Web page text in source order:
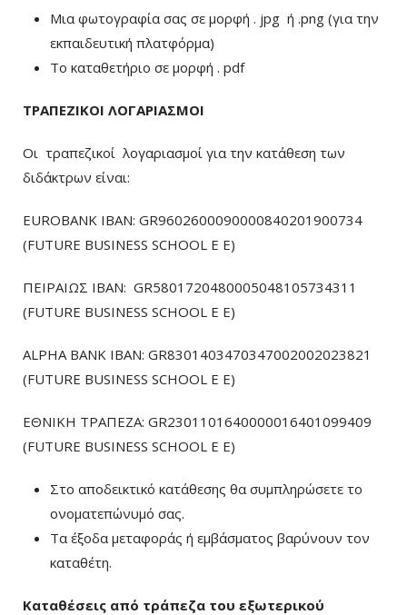
Μια φωτογραφία σας σε μορφή . jpg ή .png (για την
εκπαιδευτική πλατφόρμα)
To καταθετήριο σε μορφή . pdf
ΤΡΑΠΕΖΙΚΟΙ ΛΟΓΑΡΙΑΣΜΟΙ
Οι τραπεζικοί λογαριασμοί για την κατάθεση των
διδάκτρων είναι:
EUROBANK IBAN: GR9602600090000840201900734
(FUTURE BUSINESS SCHOOL E E)
ΠΕΙΡΑΙΩΣ ΙΒΑΝ: GR5801720480005048105734311
(FUTURE BUSINESS SCHOOL E E)
ALPHA BANK IBAN: GR8301403470347002002023821
(FUTURE BUSINESS SCHOOL E E)
ΕΘΝΙΚΗ ΤΡΑΠΕΖΑ: GR2301101640000016401099409
(FUTURE BUSINESS SCHOOL E E)
Στο αποδεικτικό κατάθεσης θα συμπληρώσετε το
ονοματεπώνυμό σας.
Τα έξοδα μεταφοράς ή εμβάσματος βαρύνουν τον
καταθέτη.
Καταθέσεις από τράπεζα του εξωτερικού